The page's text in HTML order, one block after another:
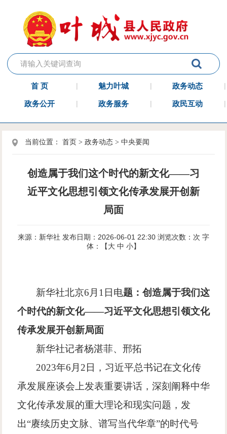
首 页 魅力叶城 政务动态
政务公开 政务服务 政民互动
当前位置：首页 >政务动态 >中央要闻
创造属于我们这个时代的新文化——习
近平文化思想引领文化传承发展开创新
局面
来源：新华社 发布日期：2026-06-01 22:30 浏览次数： 次 字
体：【大 中 小】
新华社北京6 月 1 日电题：创造属于我们这
个时代的新文化——习近平文化思想引领文化
传承发展开创新局面
新华社记者杨湛菲、邢拓
2023年6 月 2日，习近平总书记在文化传
承发展座谈会上发表重要讲话，深刻阐释中华
文化传承发展的重大理论和现实问题，发
出“赓续历史文脉、谱写当代华章”的时代号